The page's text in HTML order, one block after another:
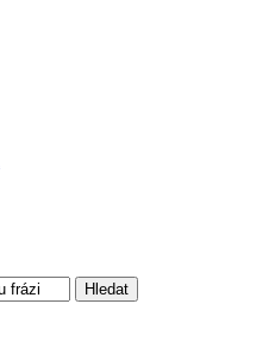
Hledat